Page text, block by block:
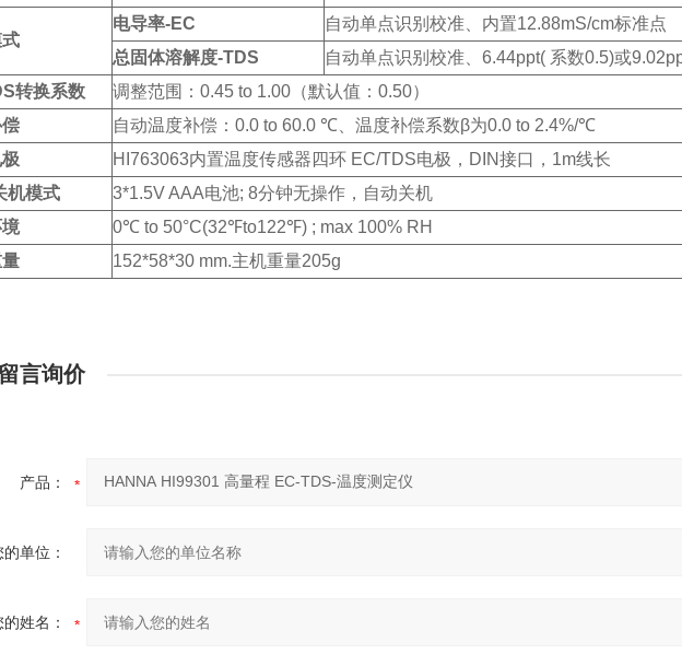
电导率-EC
自动单点识别校准、内置12.88mS/cm标准点
总固体溶解度-TDS
自动单点识别校准、6.44ppt( 系数0.5)或
转换系数
调整范围：0.45 to 1.00（默认值：0.50）
自动温度补偿：0.0 to 60.0 ℃、温度补偿系数β为0.0 to 2.4%/℃
HI763063内置温度传感器四环 EC/TDS电极，DIN接口，1m线长
机模式
3*1.5V AAA电池; 8分钟无操作，自动关机
0℃ to 50°C(32℉to122℉) ; max 100% RH
152*58*30 mm.主机重量205g
留言询价
产品：
的单位：
的姓名：